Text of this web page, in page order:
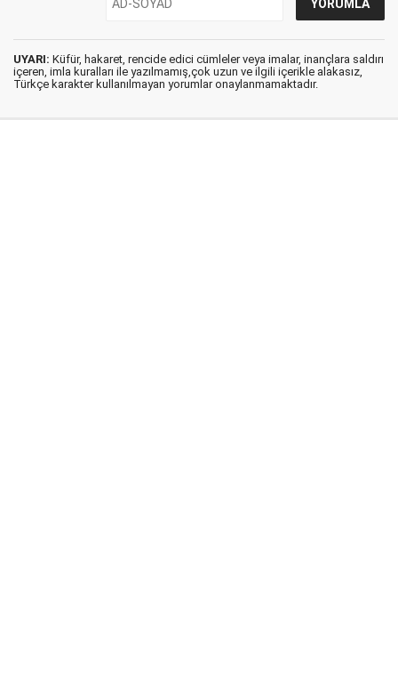
UYARI: Küfür, hakaret, rencide edici cümleler veya imalar, inançlara saldırı
içeren, imla kuralları ile yazılmamış,çok uzun ve ilgili içerikle alakasız,
Türkçe karakter kullanılmayan yorumlar onaylanmamaktadır.